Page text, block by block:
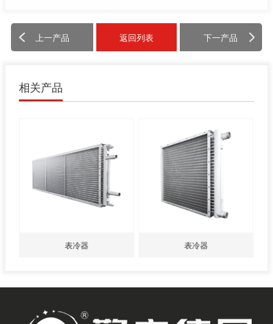
上一产品 返回列表 下一产品
相关产品
表冷器 表冷器